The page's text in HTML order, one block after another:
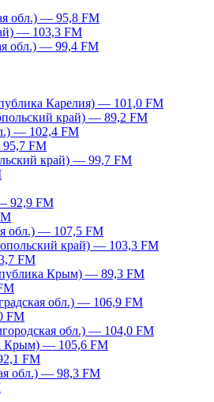
обл.) — 95,8 FM
— 103,3 FM
обл.) — 99,4 FM
Карелия) — 101,0 FM
край) — 89,2 FM
— 102,4 FM
FM
край) — 99,7 FM
92,9 FM
обл.) — 107,5 FM
край) — 103,3 FM
FM
Крым) — 89,3 FM
обл.) — 106,9 FM
FM
обл.) — 104,0 FM
Крым) — 105,6 FM
FM
обл.) — 98,3 FM